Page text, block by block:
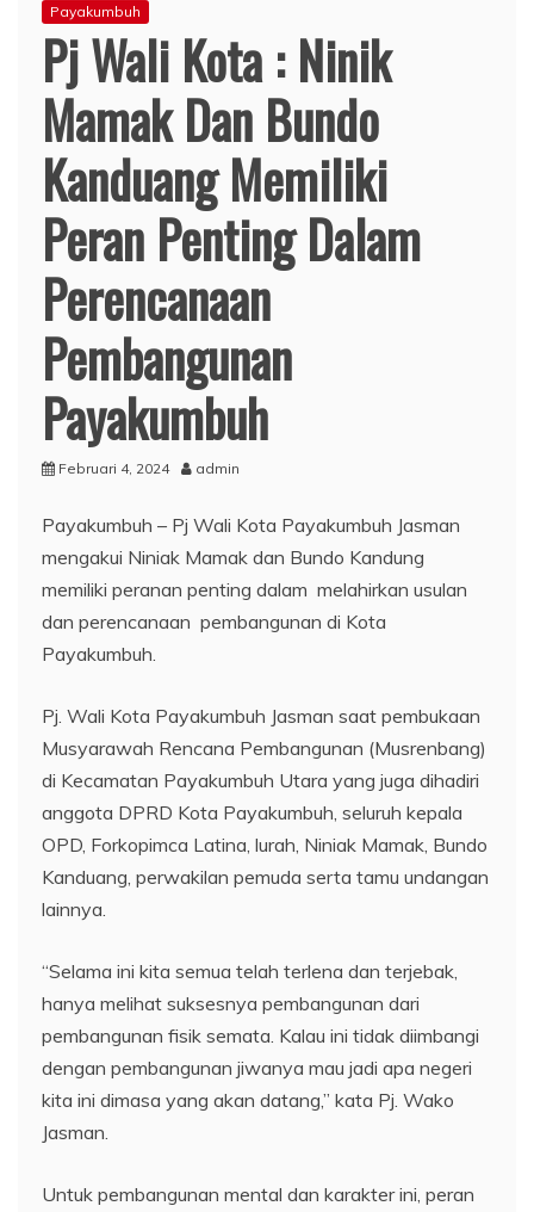
Payakumbuh
Pj Wali Kota : Ninik
Mamak Dan Bundo
Kanduang Memiliki
Peran Penting Dalam
Perencanaan
Pembangunan
Payakumbuh
Februari 4, 2024 admin
Payakumbuh – Pj Wali Kota Payakumbuh Jasman
mengakui Niniak Mamak dan Bundo Kandung
memiliki peranan penting dalam melahirkan usulan
dan perencanaan pembangunan di Kota
Payakumbuh.
Pj. Wali Kota Payakumbuh Jasman saat pembukaan
Musyarawah Rencana Pembangunan (Musrenbang)
di Kecamatan Payakumbuh Utara yang juga dihadiri
anggota DPRD Kota Payakumbuh, seluruh kepala
OPD, Forkopimca Latina, lurah, Niniak Mamak, Bundo
Kanduang, perwakilan pemuda serta tamu undangan
lainnya.
“Selama ini kita semua telah terlena dan terjebak,
hanya melihat suksesnya pembangunan dari
pembangunan fisik semata. Kalau ini tidak diimbangi
dengan pembangunan jiwanya mau jadi apa negeri
kita ini dimasa yang akan datang,” kata Pj. Wako
Jasman.
Untuk pembangunan mental dan karakter ini, peran